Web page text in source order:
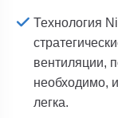
Технология
вентиляции,
необходимо,
легка.